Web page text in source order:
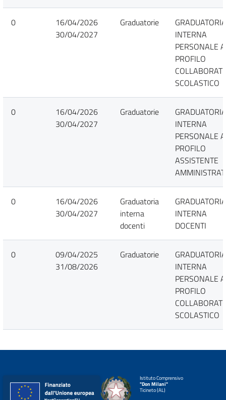
0
16/04/2026
30/04/2027
Graduatorie
GRADUATORIA
INTERNA
PERSONALE
PROFILO
SCOLASTICO
0
16/04/2026
30/04/2027
Graduatorie
GRADUATORIA
INTERNA
PERSONALE
PROFILO
ASSISTENTE
0
16/04/2026
30/04/2027
Graduatoria
interna
docenti
GRADUATORIA
INTERNA
DOCENTI
0
09/04/2025
31/08/2026
Graduatorie
GRADUATORIA
INTERNA
PERSONALE
PROFILO
SCOLASTICO
Istituto Comprensivo
"Don Milani"
Ticineto (AL)